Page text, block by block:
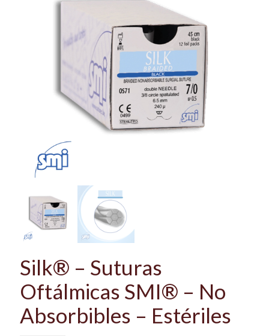
Silk® – Suturas
Oftálmicas SMI® – No
Absorbibles – Estériles